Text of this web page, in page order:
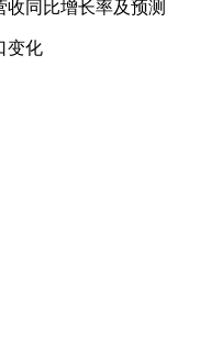
收同比增长率及预测
变化